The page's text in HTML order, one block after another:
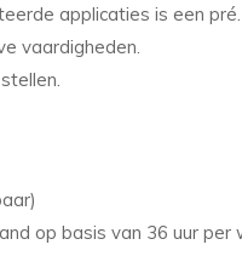
applicaties is een pré.
vaardigheden.
op basis van 36 uur per